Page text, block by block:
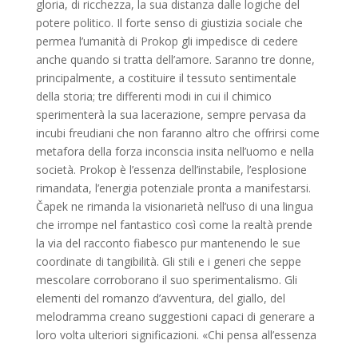
gloria, di ricchezza, la sua distanza dalle logiche del
potere politico. Il forte senso di giustizia sociale che
permea l’umanità di Prokop gli impedisce di cedere
anche quando si tratta dell’amore. Saranno tre donne,
principalmente, a costituire il tessuto sentimentale
della storia; tre differenti modi in cui il chimico
sperimenterà la sua lacerazione, sempre pervasa da
incubi freudiani che non faranno altro che offrirsi come
metafora della forza inconscia insita nell’uomo e nella
società. Prokop è l’essenza dell’instabile, l’esplosione
rimandata, l’energia potenziale pronta a manifestarsi.
Čapek ne rimanda la visionarietà nell’uso di una lingua
che irrompe nel fantastico così come la realtà prende
la via del racconto fiabesco pur mantenendo le sue
coordinate di tangibilità. Gli stili e i generi che seppe
mescolare corroborano il suo sperimentalismo. Gli
elementi del romanzo d’avventura, del giallo, del
melodramma creano suggestioni capaci di generare a
loro volta ulteriori significazioni. «Chi pensa all’essenza